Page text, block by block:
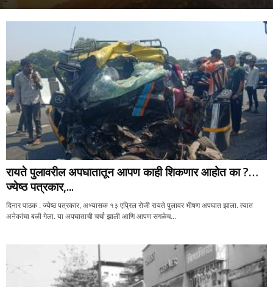
रायते पुलावरील अपघातातून आपण काही शिकणार आहोत का ?…
ज्येष्ठ पत्रकार,...
दिनार पाठक : ज्येष्ठ पत्रकार, अभ्यासक १३ एप्रिल रोजी रायते पुलावर भीषण अपघात झाला. त्यात
अनेकांचा बळी गेला. या अपघाताची चर्चा झाली आणि आपण सगळेच...